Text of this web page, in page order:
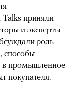
Talks приняли
и эксперты
роль
способы
в промышленное
покупателя.